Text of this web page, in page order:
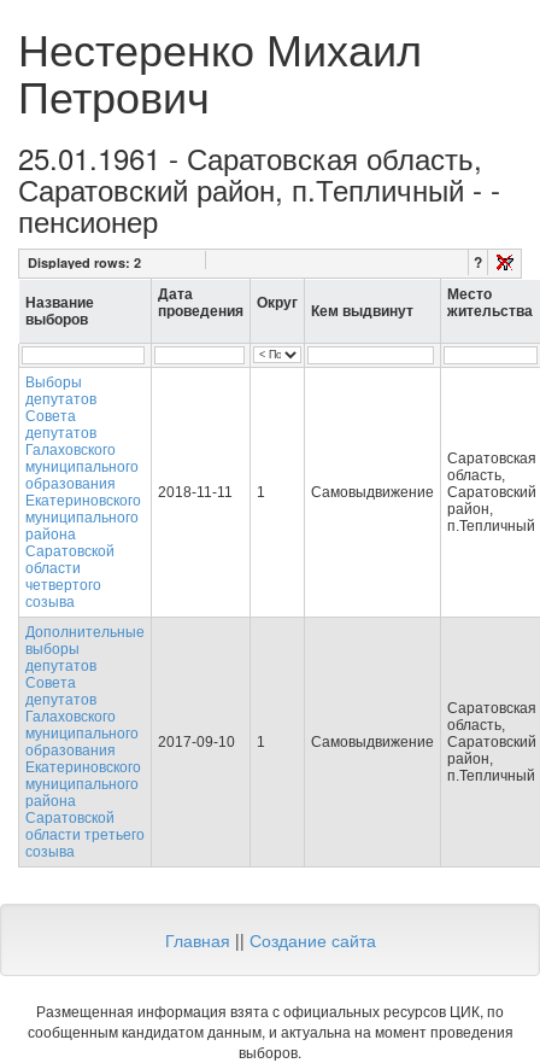
Нестеренко Михаил
Петрович
25.01.1961 - Саратовская область,
Саратовский район, п.Тепличный - -
пенсионер
Displayed rows: 2 ?
Название
выборов
Дата
проведения
Округ Кем выдвинут
Место
жительства
Выборы
депутатов
Совета
депутатов
Галаховского
муниципального
образования
Екатериновского
муниципального
района
Саратовской
области
четвертого
созыва
2018-11-11 1 Самовыдвижение
Саратовская
область,
Саратовский
район,
п.Тепличный
Дополнительные
выборы
депутатов
Совета
депутатов
Галаховского
муниципального
образования
Екатериновского
муниципального
района
Саратовской
области третьего
созыва
2017-09-10 1 Самовыдвижение
Саратовская
область,
Саратовский
район,
п.Тепличный
Главная || Создание сайта
Размещенная информация взята с официальных ресурсов ЦИК, по
сообщенным кандидатом данным, и актуальна на момент проведения
выборов.